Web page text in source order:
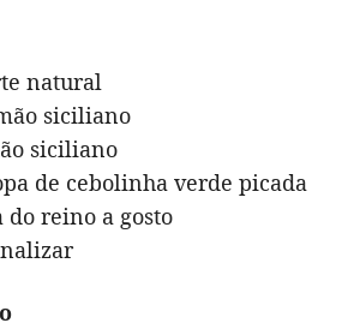
natural
siciliano
siciliano
de cebolinha verde picada
do reino a gosto